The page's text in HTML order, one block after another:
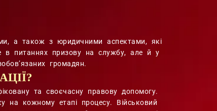
а також з юридичними аспектами, які
в питаннях призову на службу, але й у
громадян.
та своєчасну правову допомогу.
на кожному етапі процесу. Військовий